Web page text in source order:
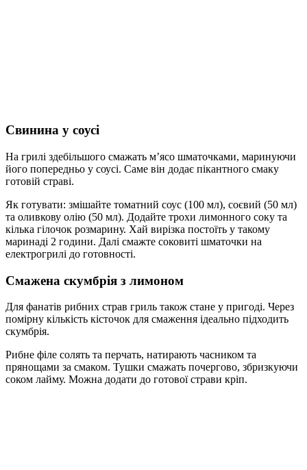
Свинина у соусі
На грилі здебільшого смажать м’ясо шматочками, маринуючи
його попередньо у соусі. Саме він додає пікантного смаку
готовій страві.
Як готувати: змішайте томатний соус (100 мл), соєвий (50 мл)
та оливкову олію (50 мл). Додайте трохи лимонного соку та
кілька гілочок розмарину. Хай вирізка постоїть у такому
маринаді 2 години. Далі смажте соковиті шматочки на
електрогрилі до готовності.
Смажена скумбрія з лимоном
Для фанатів рибних страв гриль також стане у пригоді. Через
помірну кількість кісточок для смаження ідеально підходить
скумбрія.
Рибне філе солять та перчать, натирають часником та
прянощами за смаком. Тушки смажать почергово, збризкуючи
соком лайму. Можна додати до готової страви кріп.